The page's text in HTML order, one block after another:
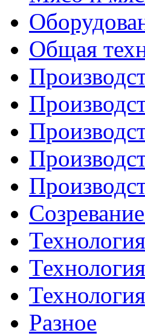
Общая
Разное